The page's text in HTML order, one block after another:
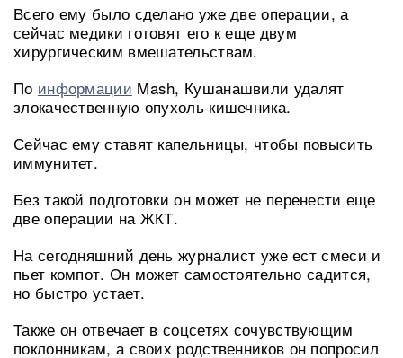
Всего ему было сделано уже две операции, а
сейчас медики готовят его к еще двум
хирургическим вмешательствам.
По информации Mash, Кушанашвили удалят
злокачественную опухоль кишечника.
Сейчас ему ставят капельницы, чтобы повысить
иммунитет.
Без такой подготовки он может не перенести еще
две операции на ЖКТ.
На сегодняшний день журналист уже ест смеси и
пьет компот. Он может самостоятельно садится,
но быстро устает.
Также он отвечает в соцсетях сочувствующим
поклонникам, а своих родственников он попросил